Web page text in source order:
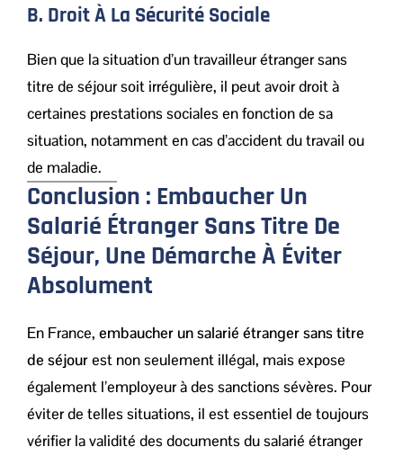
B. Droit À La Sécurité Sociale
Bien que la situation d’un travailleur étranger sans
titre de séjour soit irrégulière, il peut avoir droit à
certaines prestations sociales en fonction de sa
situation, notamment en cas d’accident du travail ou
de maladie.
Conclusion : Embaucher Un
Salarié Étranger Sans Titre De
Séjour, Une Démarche À Éviter
Absolument
En France, embaucher un salarié étranger sans titre
de séjourest non seulement illégal, mais expose
également l’employeur à des sanctions sévères. Pour
éviter de telles situations, il est essentiel de toujours
vérifier la validité des documents du salarié étranger